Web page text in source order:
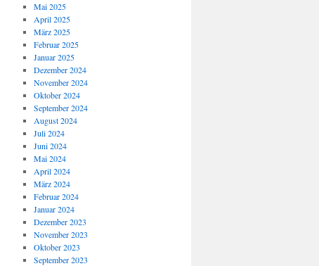
Mai 2025
April 2025
März 2025
Februar 2025
Januar 2025
Dezember 2024
November 2024
Oktober 2024
September 2024
August 2024
Juli 2024
Juni 2024
Mai 2024
April 2024
März 2024
Februar 2024
Januar 2024
Dezember 2023
November 2023
Oktober 2023
September 2023